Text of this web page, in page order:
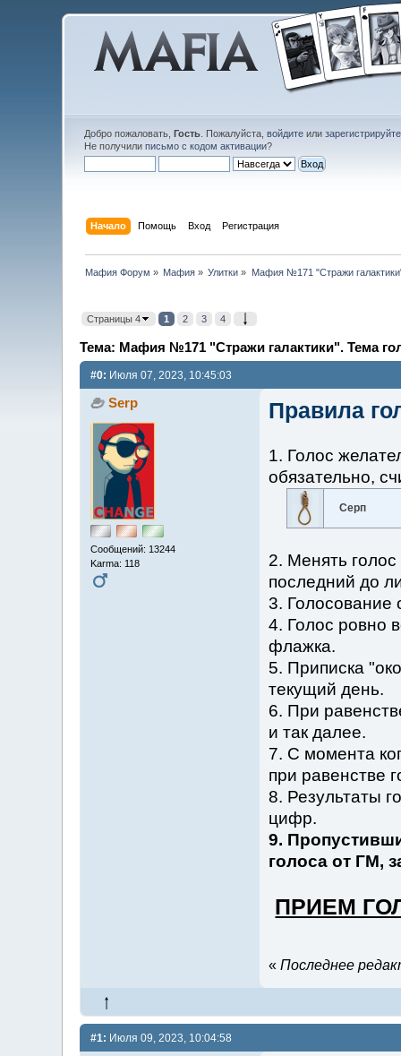
Добро пожаловать, Гость. Пожалуйста, войдитеили
Не получили письмо с кодом активации?
Начало Помощь Вход Регистрация
Мафия Форум » Мафия » Улитки » Мафия №171 "Стражи
Страницы 4 1 2 3 4
Тема: Мафия №171 "Стражи галактики". Тема
#0: Июля 07, 2023, 10:45:03
Serp
Сообщений: 13244
Karma: 118
Правила
1. Голос
обязательно,
Серп
2. Менять голос
последний до
3. Голосование
4. Голос ровно
флажка.
5. Приписка
текущий день.
6. При
и так далее.
7. С момента
при равенстве
8. Результаты
цифр.
9.
голоса от ГМ,
ПРИЕМ
« Последнее
#1: Июля 09, 2023, 10:04:58